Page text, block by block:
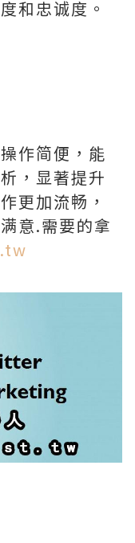
和忠诚度。
作简便，能
，显著提升
更加流畅，
意.需要的拿